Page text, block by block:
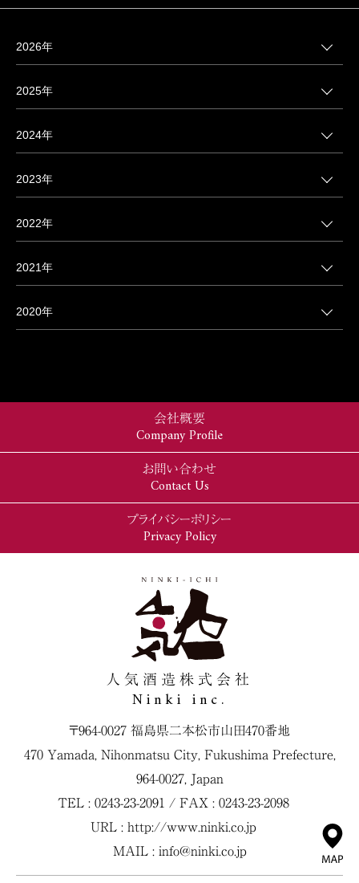
2026年
2025年
2024年
2023年
2022年
2021年
2020年
会社概要
Company Profile
お問い合わせ
Contact Us
プライバシーポリシー
Privacy Policy
人気酒造株式会社
Ninki inc.
〒964-0027 福島県二本松市山田470番地
470 Yamada, Nihonmatsu City, Fukushima Prefecture,
964-0027, Japan
TEL : 0243-23-2091 / FAX : 0243-23-2098
URL : http://www.ninki.co.jp
MAIL : info@ninki.co.jp